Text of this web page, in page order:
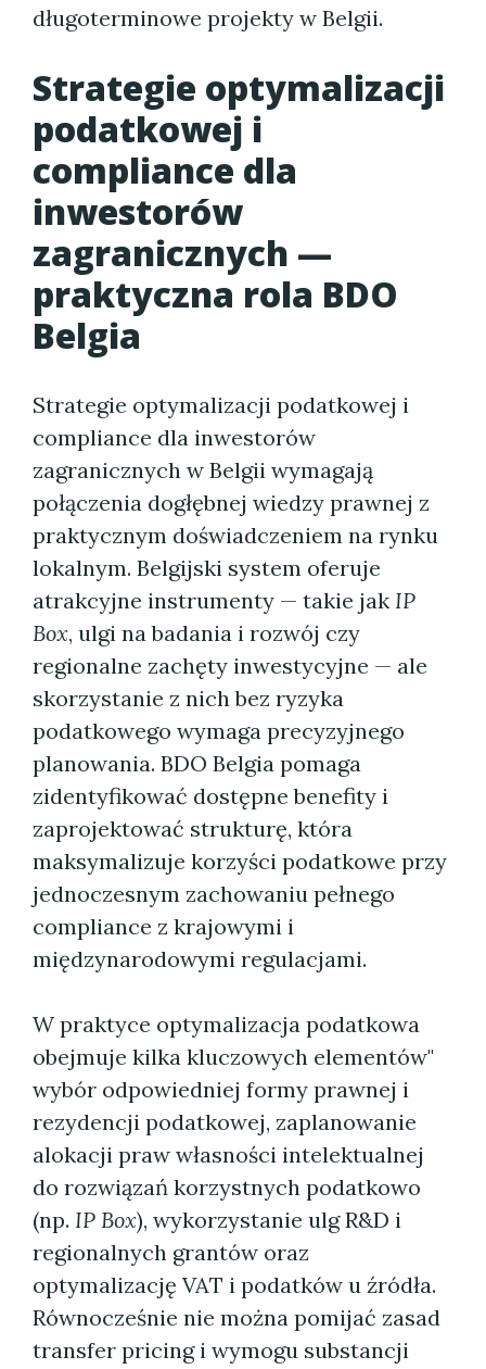
długoterminowe projekty w Belgii.
Strategie optymalizacji
podatkowej i
compliance dla
inwestorów
zagranicznych —
praktyczna rola BDO
Belgia
Strategie optymalizacji podatkowej i
compliance dla inwestorów
zagranicznych w Belgii wymagają
połączenia dogłębnej wiedzy prawnej z
praktycznym doświadczeniem na rynku
lokalnym. Belgijski system oferuje
atrakcyjne instrumenty — takie jak IP
Box, ulgi na badania i rozwój czy
regionalne zachęty inwestycyjne — ale
skorzystanie z nich bez ryzyka
podatkowego wymaga precyzyjnego
planowania. BDO Belgia pomaga
zidentyfikować dostępne benefity i
zaprojektować strukturę, która
maksymalizuje korzyści podatkowe przy
jednoczesnym zachowaniu pełnego
compliance z krajowymi i
międzynarodowymi regulacjami.
W praktyce optymalizacja podatkowa
obejmuje kilka kluczowych elementów"
wybór odpowiedniej formy prawnej i
rezydencji podatkowej, zaplanowanie
alokacji praw własności intelektualnej
do rozwiązań korzystnych podatkowo
(np. IP Box), wykorzystanie ulg R&D i
regionalnych grantów oraz
optymalizację VAT i podatków u źródła.
Równocześnie nie można pomijać zasad
transfer pricing i wymogu substancji